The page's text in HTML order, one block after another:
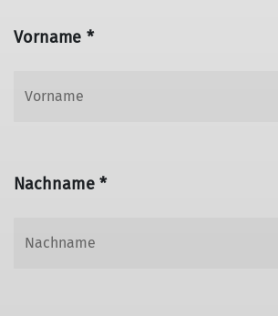
Vorname *
Nachname *